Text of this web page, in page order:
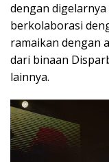
dengan
berkolaborasi
ramaikan dengan
dari binaan
lainnya.